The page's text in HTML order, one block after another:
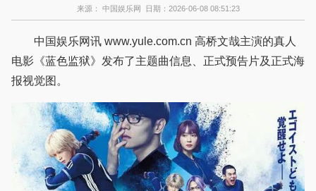
来源： 中国娱乐网 日期：2026-06-08 08:51:23
中国娱乐网讯 www.yule.com.cn 高桥文哉主演的真人
电影《蓝色监狱》发布了主题曲信息、正式预告片及正式海
报视觉图。